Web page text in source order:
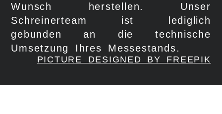
Wunsch herstellen. Unser
Schreinerteam ist lediglich
gebunden an die technische
Umsetzung Ihres Messestands.
PICTURE DESIGNED BY FREEPIK